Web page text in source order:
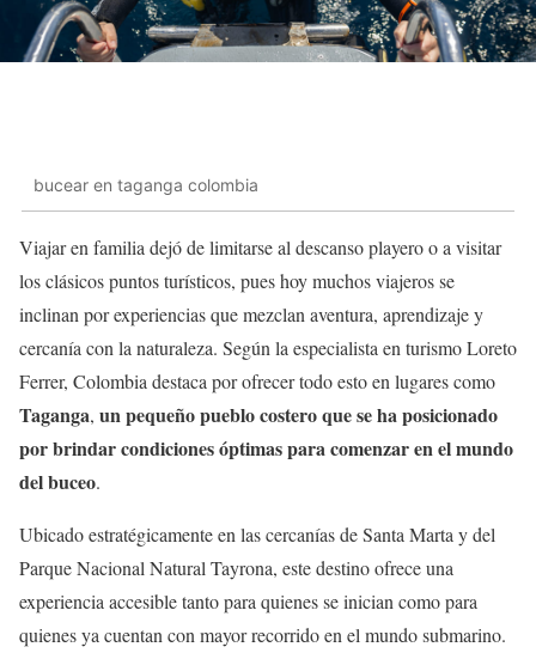
bucear en taganga colombia
Viajar en familia dejó de limitarse al descanso playero o a visitar
los clásicos puntos turísticos, pues hoy muchos viajeros se
inclinan por experiencias que mezclan aventura, aprendizaje y
cercanía con la naturaleza. Según la especialista en turismo Loreto
Ferrer, Colombia destaca por ofrecer todo esto en lugares como
Taganga, un pequeño pueblo costero que se ha posicionado
por brindar condiciones óptimas para comenzar en el mundo
del buceo.
Ubicado estratégicamente en las cercanías de Santa Marta y del
Parque Nacional Natural Tayrona, este destino ofrece una
experiencia accesible tanto para quienes se inician como para
quienes ya cuentan con mayor recorrido en el mundo submarino.